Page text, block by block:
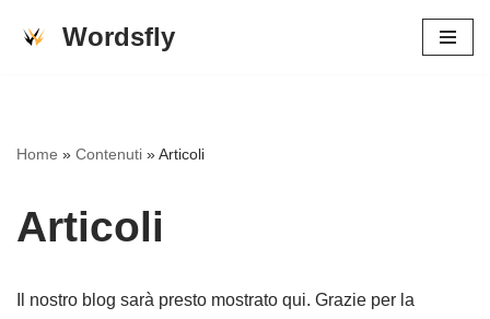
Wordsfly
Home » Contenuti »Articoli
Articoli
Il nostro blog sarà presto mostrato qui. Grazie per la